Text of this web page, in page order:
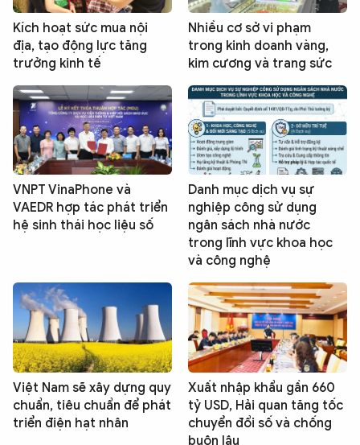
Kích hoạt sức mua nội
địa, tạo động lực tăng
trưởng kinh tế
Nhiều cơ sở vi phạm
trong kinh doanh vàng,
kim cương và trang sức
VNPT VinaPhone và
VAEDR hợp tác phát triển
hệ sinh thái học liệu số
Danh mục dịch vụ sự
nghiệp công sử dụng
ngân sách nhà nước
trong lĩnh vực khoa học
và công nghệ
Việt Nam sẽ xây dựng quy
chuẩn, tiêu chuẩn để phát
triển điện hạt nhân
Xuất nhập khẩu gần 660
tỷ USD, Hải quan tăng tốc
chuyển đổi số và chống
buôn lậu